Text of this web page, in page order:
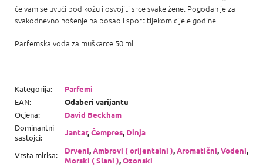
će vam se uvući pod kožu i osvojiti srce svake žene. Pogodan je za
svakodnevno nošenje na posao i sport tijekom cijele godine.
Parfemska voda za muškarce 50 ml
Kategorija:
Parfemi
EAN:
Odaberi varijantu
Ocjena:
David Beckham
Dominantni
sastojci:
Jantar,Čempres, Dinja
Vrsta mirisa: Drveni,Ambrovi ( orijentalni ),Aromatični,Vodeni,
Morski ( Slani ),Ozonski